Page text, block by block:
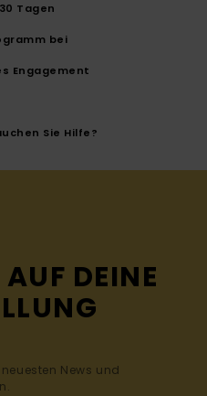
Tagen
bei
Engagement
Sie Hilfe?
DEINE
News und